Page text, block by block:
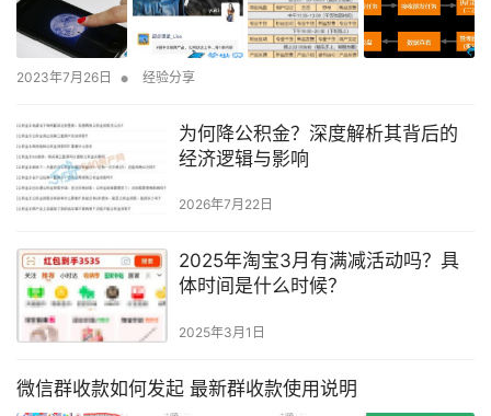
2023年7月26日 • 经验分享
为何降公积金？深度解析其背后的
经济逻辑与影响
2026年7月22日
2025年淘宝3月有满减活动吗？具
体时间是什么时候？
2025年3月1日
微信群收款如何发起 最新群收款使用说明